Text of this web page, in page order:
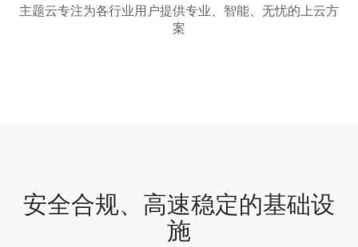
主题云专注为各行业用户提供专业、智能、无忧的上云方
案
安全合规、高速稳定的基础设
施